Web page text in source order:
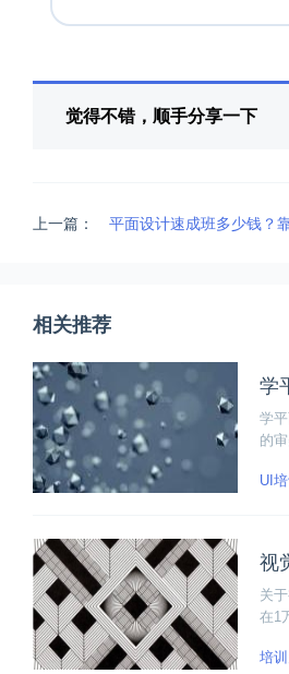
觉得不错，顺手分享一下
上一篇： 平面设计速成班多少钱？
相关推荐
学
学
的
基
UI
视
关
在1
的
培